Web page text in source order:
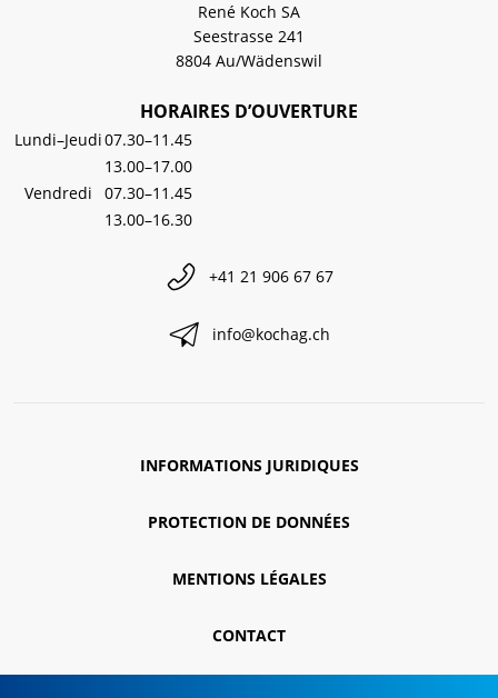
René Koch SA
Seestrasse 241
8804 Au/Wädenswil
HORAIRES D’OUVERTURE
Lundi–Jeudi07.30–11.45
13.00–17.00
Vendredi
07.30–11.45
13.00–16.30
+41 21 906 67 67
info@kochag.ch
INFORMATIONS JURIDIQUES
PROTECTION DE DONNÉES
MENTIONS LÉGALES
CONTACT